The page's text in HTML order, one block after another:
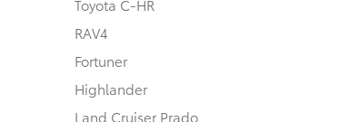
Toyota C-HR
RAV4
Fortuner
Highlander
Land Cruiser Prado